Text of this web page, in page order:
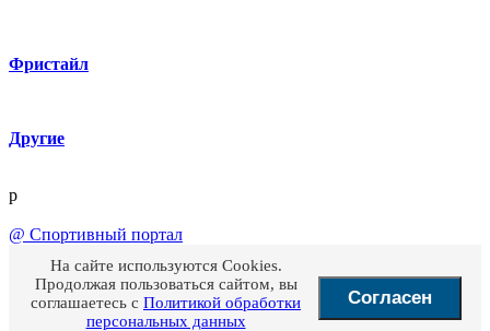
Фристайл
Другие
p
@ Спортивный портал
На сайте используются Cookies.
Продолжая пользоваться сайтом, вы
соглашаетесь с Политикой обработки
персональных данных
Согласен